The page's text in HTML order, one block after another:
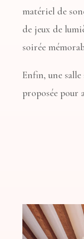
matériel de
de jeux de
soirée
Enfin, une
proposée pour